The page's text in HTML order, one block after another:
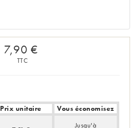
7,90 €
TTC
Prix unitaire Vous économisez
Jusqu'à